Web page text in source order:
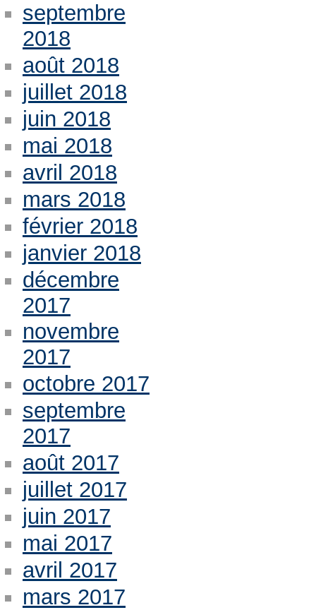
septembre
2018
août 2018
juillet 2018
juin 2018
mai 2018
avril 2018
mars 2018
février 2018
janvier 2018
décembre
2017
novembre
2017
octobre 2017
septembre
2017
août 2017
juillet 2017
juin 2017
mai 2017
avril 2017
mars 2017